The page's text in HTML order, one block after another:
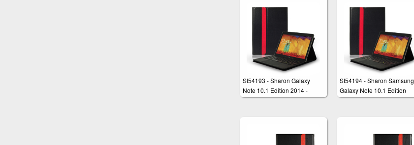
QWERTY - Layout, SM-T820,
SI54193 - Sharon Galaxy
Note 10.1 Edition 2014 -
Schutzhülle mit abnehmbarer
SI54194 - Sharon Samsung
Galaxy Note 10.1 Edition
2014 - Schutztasche mit